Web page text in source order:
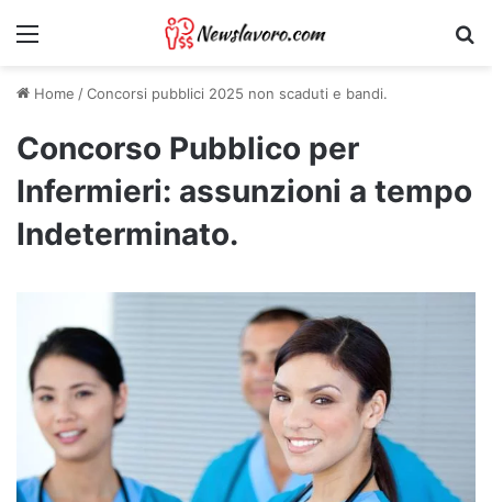
Menu
Home /Concorsi pubblici 2025 non scaduti e bandi.
Concorso Pubblico per
Infermieri: assunzioni a tempo
Indeterminato.